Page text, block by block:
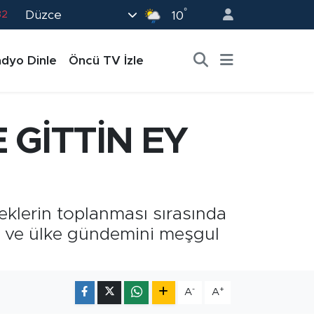
Düzce 10°
Dinle Öncü TV İzle
GİTTİN EY
toplanması sırasında
ülke gündemini meşgul
A- A+